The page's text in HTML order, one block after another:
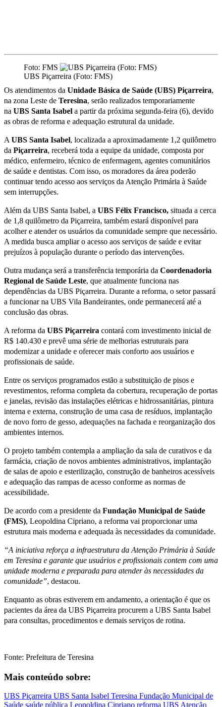
Foto: FMS
UBS Piçarreira (Foto: FMS)
Os atendimentos da Unidade Básica de Saúde (UBS) Piçarreira,
na zona Leste de Teresina, serão realizados temporariamente
na UBS Santa Isabel a partir da próxima segunda-feira (6), devido
as obras de reforma e adequação estrutural da unidade.
A UBS Santa Isabel, localizada a aproximadamente 1,2 quilômetro
da Piçarreira, receberá toda a equipe da unidade, composta por
médico, enfermeiro, técnico de enfermagem, agentes comunitários
de saúde e dentistas. Com isso, os moradores da área poderão
continuar tendo acesso aos serviços da Atenção Primária à Saúde
sem interrupções.
Além da UBS Santa Isabel, a UBS Félix Francisco, situada a cerca
de 1,8 quilômetro da Piçarreira, também estará disponível para
acolher e atender os usuários da comunidade sempre que necessário.
A medida busca ampliar o acesso aos serviços de saúde e evitar
prejuízos à população durante o período das intervenções.
Outra mudança será a transferência temporária da Coordenadoria
Regional de Saúde Leste, que atualmente funciona nas
dependências da UBS Piçarreira. Durante a reforma, o setor passará
a funcionar na UBS Vila Bandeirantes, onde permanecerá até a
conclusão das obras.
A reforma da UBS Piçarreira contará com investimento inicial de
R$ 140.430 e prevê uma série de melhorias estruturais para
modernizar a unidade e oferecer mais conforto aos usuários e
profissionais de saúde.
Entre os serviços programados estão a substituição de pisos e
revestimentos, reforma completa da cobertura, recuperação de portas
e janelas, revisão das instalações elétricas e hidrossanitárias, pintura
interna e externa, construção de uma casa de resíduos, implantação
de novo forro de gesso, adequações na fachada e reorganização dos
ambientes internos.
O projeto também contempla a ampliação da sala de curativos e da
farmácia, criação de novos ambientes administrativos, implantação
de salas de apoio e esterilização, construção de banheiros acessíveis
e adequação das rampas de acesso conforme as normas de
acessibilidade.
De acordo com a presidente da Fundação Municipal de Saúde
(FMS), Leopoldina Cipriano, a reforma vai proporcionar uma
estrutura mais moderna e adequada às necessidades da comunidade.
“A iniciativa reforça a infraestrutura da Atenção Primária à Saúde
em Teresina e garante que usuários e profissionais contem com uma
unidade moderna e preparada para atender às necessidades da
comunidade”, destacou.
Enquanto as obras estiverem em andamento, a orientação é que os
pacientes da área da UBS Piçarreira procurem a UBS Santa Isabel
para consultas, procedimentos e demais serviços de rotina.
Fonte: Prefeitura de Teresina
Mais conteúdo sobre:
UBS Piçarreira UBS Santa Isabel Teresina Fundação Municipal de
Saúde saúde pública Leopoldina Cipriano reforma UBS Atenção